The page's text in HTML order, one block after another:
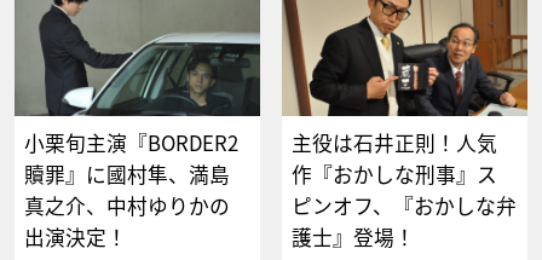
小栗旬主演『BORDER2
贖罪』に國村隼、満島
真之介、中村ゆりかの
出演決定！
主役は石井正則！人気
作『おかしな刑事』ス
ピンオフ、『おかしな弁
護士』登場！